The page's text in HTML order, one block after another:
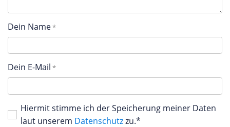
Dein Name
Dein E-Mail
Hiermit stimme ich der Speicherung meiner Daten
laut unserem Datenschutzzu.*